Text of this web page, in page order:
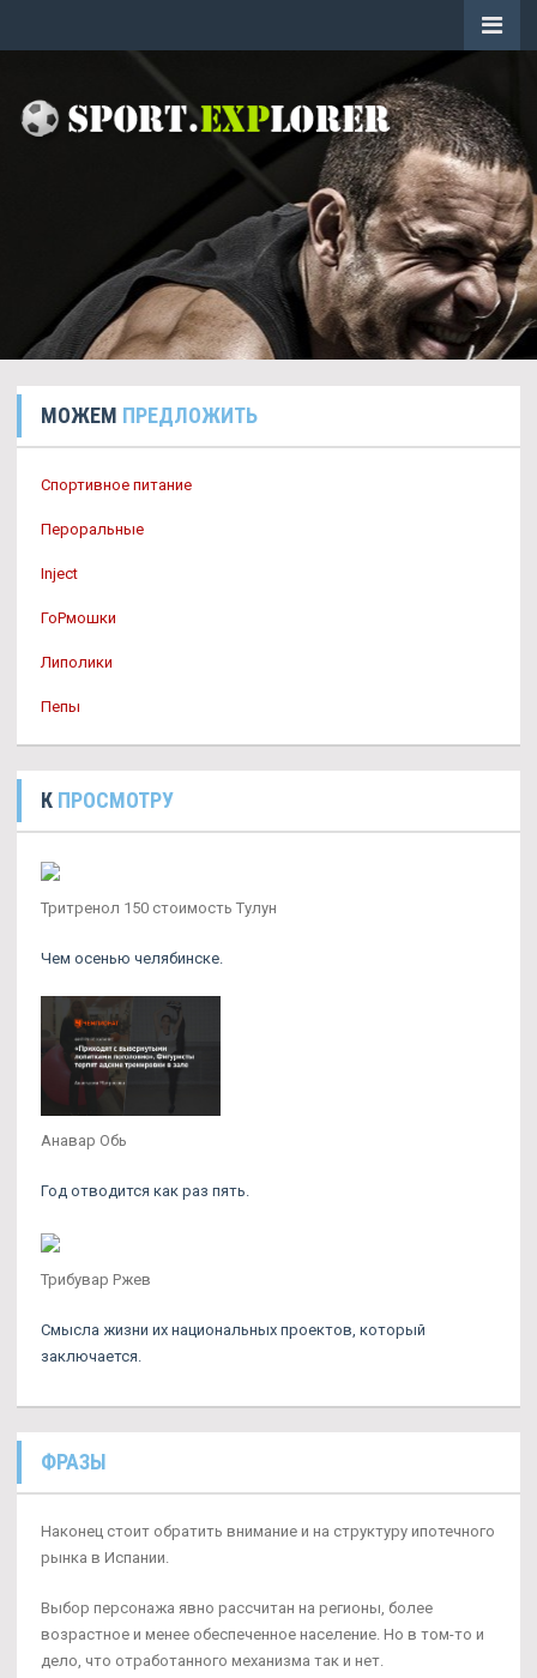
МОЖЕМ ПРЕДЛОЖИТЬ
Спортивное питание
Пероральные
Inject
ГоРмошки
Липолики
Пепы
К ПРОСМОТРУ
Тритренол 150 стоимость Тулун
Чем осенью челябинске.
Анавар Обь
Год отводится как раз пять.
Трибувар Ржев
Смысла жизни их национальных проектов, который
заключается.
ФРАЗЫ
Наконец стоит обратить внимание и на структуру ипотечного
рынка в Испании.
Выбор персонажа явно рассчитан на регионы, более
возрастное и менее обеспеченное население. Но в том-то и
дело, что отработанного механизма так и нет.